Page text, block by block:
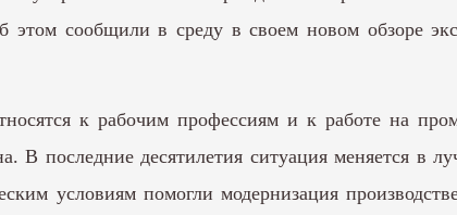
сообщили в среду в своем новом обзоре
к рабочим профессиям и к работе на
В последние десятилетия ситуация меняется в
условиям помогли модернизация